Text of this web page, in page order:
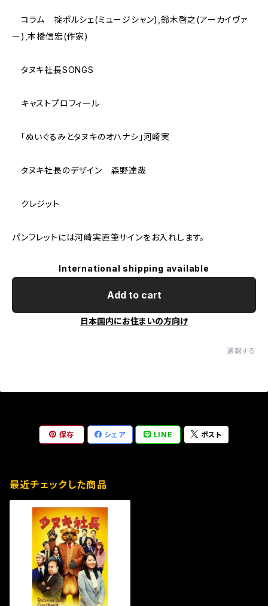
コラム 掟ポルシェ(ミュージシャン),鈴木啓之(アーカイヴァ
ー),本橋信宏(作家)
タヌキ社長SONGS
キャストプロフィール
「ぬいぐるみとタヌキのオハナシ」河崎実
タヌキ社長のデザイン 森野達哉
クレジット
パンフレットには河崎実直筆サインをお入れします。
International shipping available
Add to cart
日本国内にお住まいの方向け
通報する
保存 シェア LINE ポスト
最近チェックした商品